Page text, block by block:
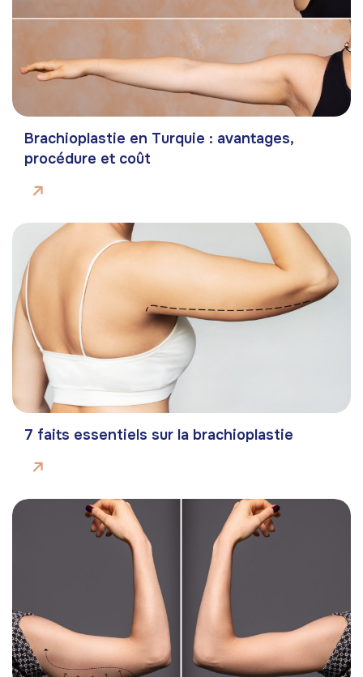
Brachioplastie en Turquie : avantages,
procédure et coût
7 faits essentiels sur la brachioplastie